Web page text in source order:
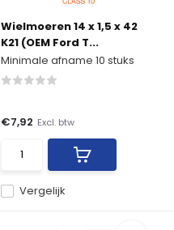
Wielmoeren 14 x 1,5 x 42
K21 (OEM Ford T...
Minimale afname 10 stuks
Vergelijk
€7,92 Excl. btw